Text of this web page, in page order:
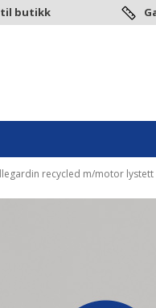
til butikk
recycled m/motor lystett